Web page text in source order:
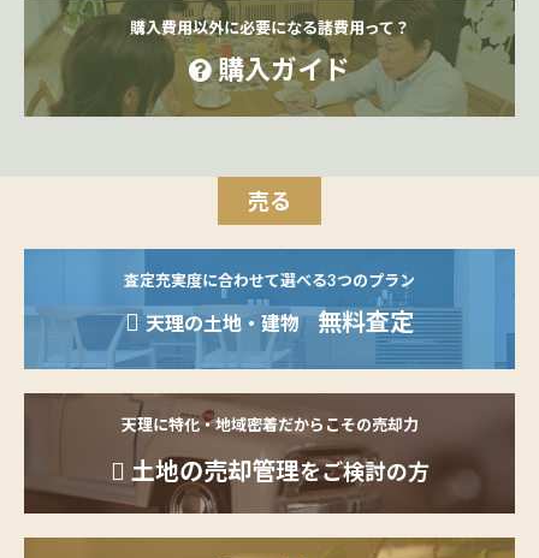
購入費用以外に必要になる諸費用って？
購入ガイド
売る
査定充実度に合わせて選べる3つのプラン
天理の土地・建物 無料査定
天理に特化・地域密着だからこその売却力
土地の売却管理をご検討の方